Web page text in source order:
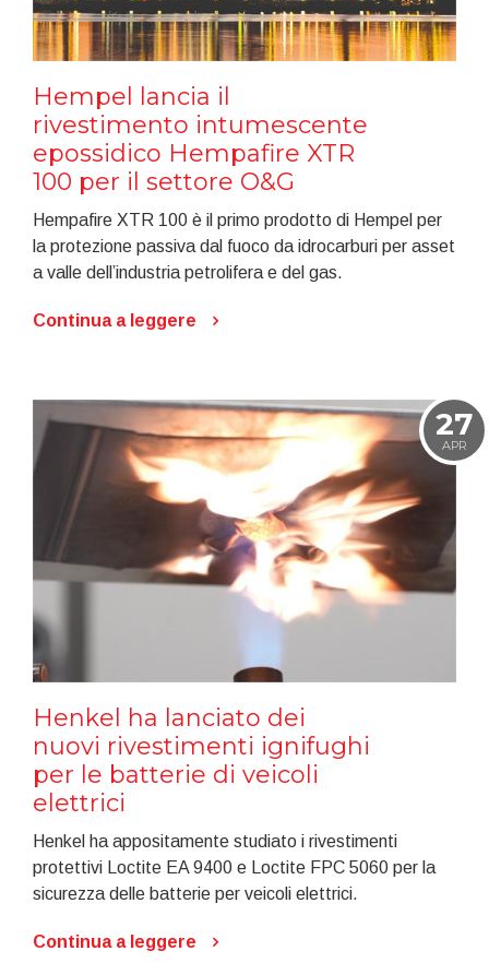
Hempel lancia il
rivestimento intumescente
epossidico Hempafire XTR
100 per il settore O&G
Hempafire XTR 100 è il primo prodotto di Hempel per
la protezione passiva dal fuoco da idrocarburi per asset
a valle dell’industria petrolifera e del gas.
Continua a leggere
27
APR
Henkel ha lanciato dei
nuovi rivestimenti ignifughi
per le batterie di veicoli
elettrici
Henkel ha appositamente studiato i rivestimenti
protettivi Loctite EA 9400 e Loctite FPC 5060 per la
sicurezza delle batterie per veicoli elettrici.
Continua a leggere